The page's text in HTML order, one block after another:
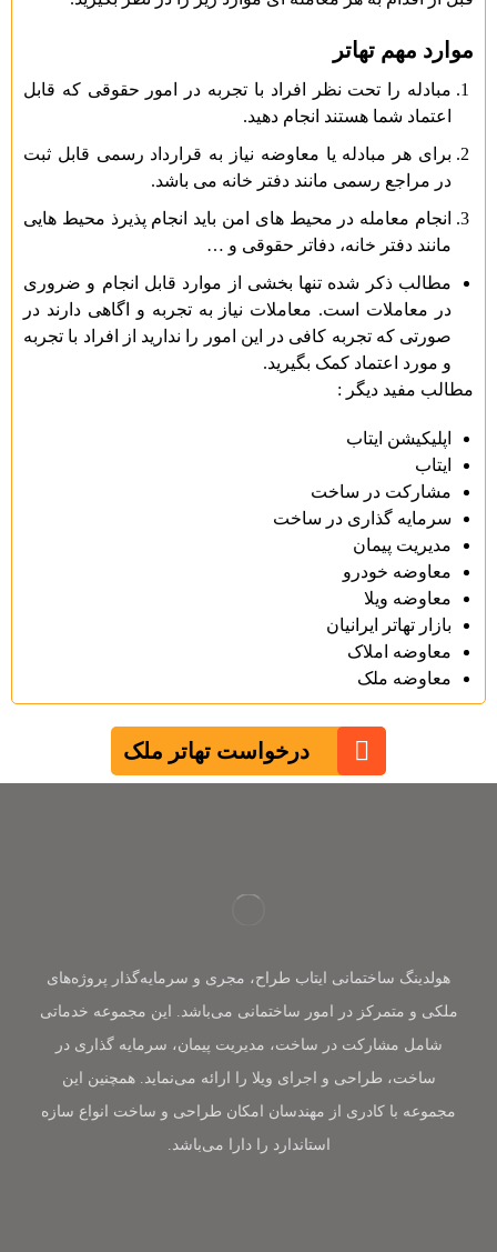
موارد مهم تهاتر
مبادله را تحت نظر افراد با تجربه در امور حقوقی که قابل
اعتماد شما هستند انجام دهید.
برای هر مبادله یا معاوضه نیاز به قرارداد رسمی قابل ثبت
در مراجع رسمی مانند دفتر خانه می باشد.
انجام معامله در محیط های امن باید انجام پذیرذ محیط هایی
مانند دفتر خانه، دفاتر حقوقی و …
مطالب ذکر شده تنها بخشی از موارد قابل انجام و ضروری
در معاملات است. معاملات نیاز به تجربه و اگاهی دارند در
صورتی که تجربه کافی در این امور را ندارید از افراد با تجربه
و مورد اعتماد کمک بگیرید.
مطالب مفید دیگر :
اپلیکیشن ایتاب
ایتاب
مشارکت در ساخت
سرمایه گذاری در ساخت
مدیریت پیمان
معاوضه خودرو
معاوضه ویلا
بازار تهاتر ایرانیان
معاوضه املاک
معاوضه ملک
درخواست تهاتر ملک
هولدینگ ساختمانی ایتاب طراح، مجری و سرمایه‌گذار پروژه‌های
ملکی و متمرکز در امور ساختمانی می‌باشد. این مجموعه خدماتی
شامل مشارکت در ساخت، مدیریت پیمان، سرمایه گذاری در
ساخت، طراحی و اجرای ویلا را ارائه می‌نماید. همچنین این
مجموعه با کادری از مهندسان امکان طراحی و ساخت انواع سازه
استاندارد را دارا می‌باشد.